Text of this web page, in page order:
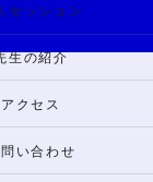
セッション
生の紹介
アクセス
い合わせ